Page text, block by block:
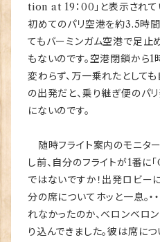
tion at 19：00」と表示されて
初めてのパリ空港を約3.5時
てもバーミンガム空港で足止
もないのです。空港閉鎖から
変わらず、万一乗れたとして
の出発だと、乗り継ぎ便のパ
にないのです。
随時フライト案内のモニタ
し前、自分のフライトが1番
ではないですか！出発ロビー
分の席についてホッと一息。・
れなかったのか、ベロンベロ
り込んできました。彼は席に